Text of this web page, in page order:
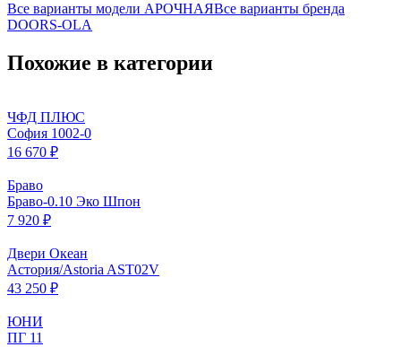
Все варианты модели АРОЧНАЯВсе варианты бренда
DOORS-OLA
Похожие в категории
ЧФД ПЛЮС
София 1002-0
16 670 ₽
Браво
Браво-0.10 Эко Шпон
7 920 ₽
Двери Океан
Астория/Astoria AST02V
43 250 ₽
ЮНИ
ПГ 11